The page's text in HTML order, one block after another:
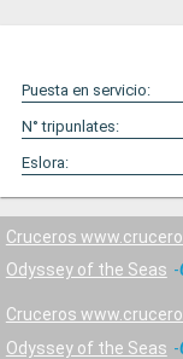
Puesta en servicio:
N° tripunlates:
Eslora:
Cruceros
Odyssey of the Seas
Cruceros
Odyssey of the Seas